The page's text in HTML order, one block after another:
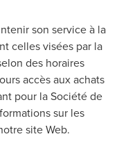
son service à la
celles visées par la
des horaires
accès aux achats
pour la Société de
sur les
site Web.